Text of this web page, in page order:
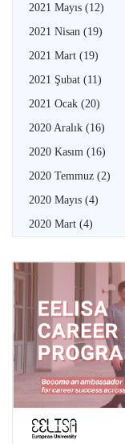
2021 Mayıs (12)
2021 Nisan (19)
2021 Mart (19)
2021 Şubat (11)
2021 Ocak (20)
2020 Aralık (16)
2020 Kasım (16)
2020 Temmuz (2)
2020 Mayıs (4)
2020 Mart (4)